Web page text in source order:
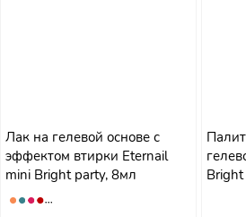
Лак на гелевой основе с
эффектом втирки Eternail
mini Bright party, 8мл
Bright